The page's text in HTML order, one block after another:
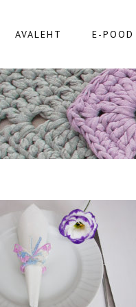
AVALEHT E-POOD